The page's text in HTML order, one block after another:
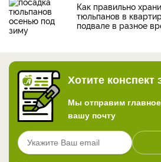
Как правильно
тюльпанов в
подвале в разное
Хотите конспект
Мы отправим главное
вашу почту